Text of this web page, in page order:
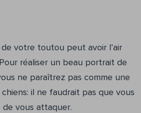
votre toutou peut avoir l’air
réaliser un beau portrait de
ne paraîtrez pas comme une
il ne faudrait pas que vous
de vous attaquer.